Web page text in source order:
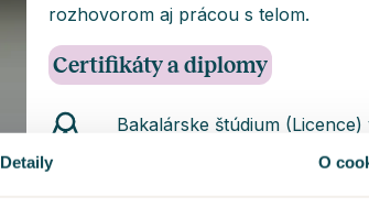
Detaily O
rozhovorom aj prácou s telom.
Certifikáty a diplomy
Bakalárske štúdium
psychopatológia a